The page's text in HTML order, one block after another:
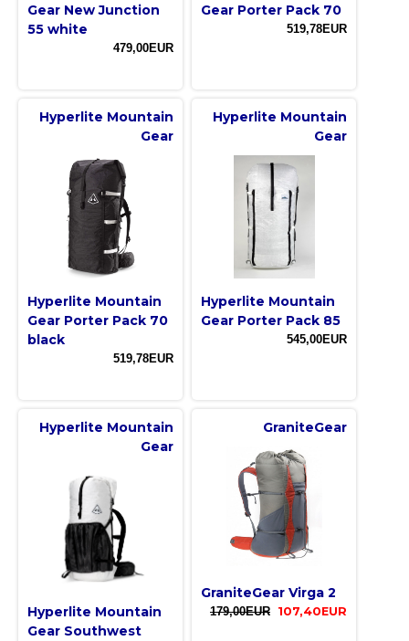
Gear New Junction
55 white
479,00EUR
Gear Porter Pack 70
519,78EUR
Hyperlite Mountain
Gear
Hyperlite Mountain
Gear Porter Pack 70
black
519,78EUR
Hyperlite Mountain
Gear
Hyperlite Mountain
Gear Porter Pack 85
545,00EUR
Hyperlite Mountain
Gear
Hyperlite Mountain
Gear Southwest
GraniteGear
GraniteGear Virga 2
179,00EUR 107,40EUR